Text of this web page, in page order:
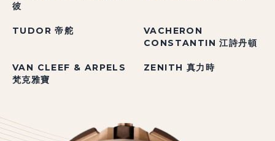
彼
TUDOR 帝舵
VACHERON
CONSTANTIN 江詩丹頓
VAN CLEEF & ARPELS
梵克雅寶
ZENITH 真力時